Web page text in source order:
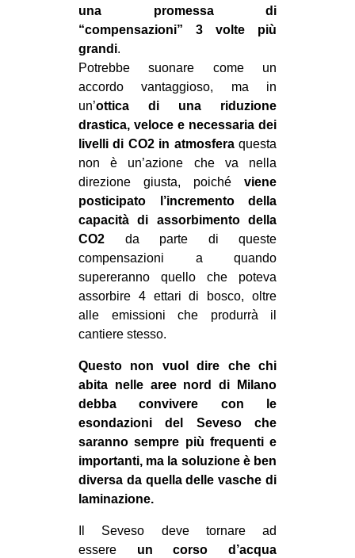
una promessa di
“compensazioni” 3 volte più
grandi.
Potrebbe suonare come un
accordo vantaggioso, ma in
un’ottica di una riduzione
drastica, veloce e necessaria dei
livelli di CO2 in atmosferaquesta
non è un’azione che va nella
direzione giusta, poiché viene
posticipato l’incremento della
capacità di assorbimento della
CO2 da parte di queste
compensazioni a quando
supereranno quello che poteva
assorbire 4 ettari di bosco, oltre
alle emissioni che produrrà il
cantiere stesso.
Questo non vuol dire che chi
abita nelle aree nord di Milano
debba convivere con le
esondazioni del Seveso che
saranno sempre più frequenti e
importanti, ma la soluzione è ben
diversa da quella delle vasche di
laminazione.
Il Seveso deve tornare ad
essere un corso d’acqua